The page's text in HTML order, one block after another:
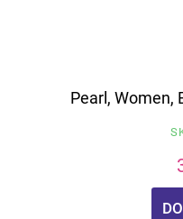
Pearl, Women,